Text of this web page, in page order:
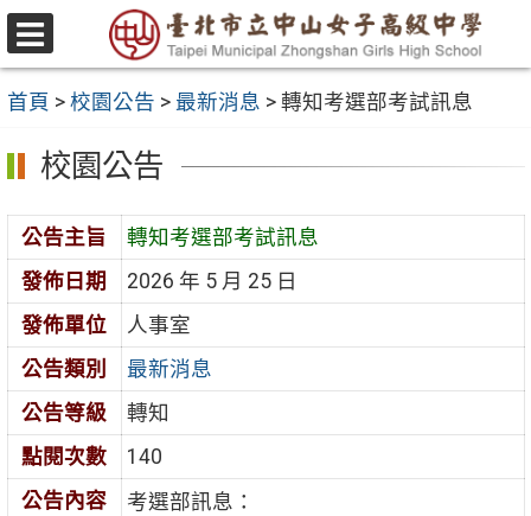
跳
至
要
內
容
區
選
單
首頁 > 校園公告 > 最新消息 > 轉知考選部考試訊息
校園公告
公告主旨
轉知考選部考試訊息
發佈日期
2026 年 5 月 25 日
發佈單位
人事室
公告類別
最新消息
公告等級
轉知
點閱次數
140
公告內容
考選部訊息：